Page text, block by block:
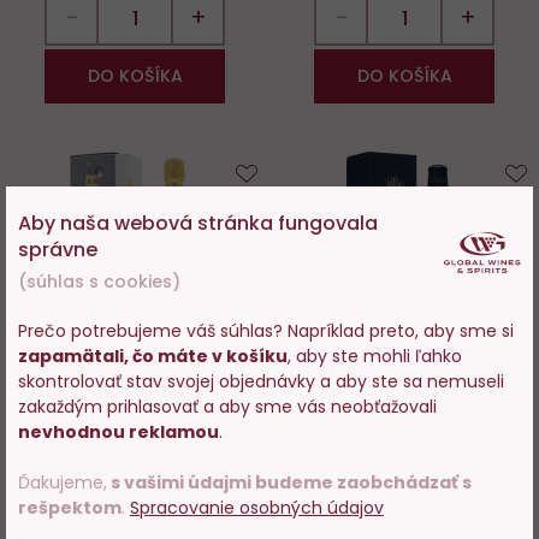
− +
DO KOŠÍKA
− +
DO KOŠÍKA
Taittinger Brut Cuvée
Prestige 0,75l
Skladom 154 ks
obľúbených
Barons de Rothschild
Skladom 63 ks
Aby naša webová stránka fungovala
správne
(súhlas s cookies)
Prečo potrebujeme váš súhlas? Napríklad preto, aby sme si
zapamätali, čo máte v košíku, aby ste mohli ľahko
skontrolovať stav svojej objednávky a aby ste sa nemuseli
zakaždým prihlasovať a aby sme vás neobťažovali
nevhodnou reklamou.
Ďakujeme, s vašimi údajmi budeme zaobchádzať s
rešpektom. Spracovanie osobných údajov
Vstupujete na stránky s
predajom alkoholu. Prosím
potvrďte, že Vám už bolo 18